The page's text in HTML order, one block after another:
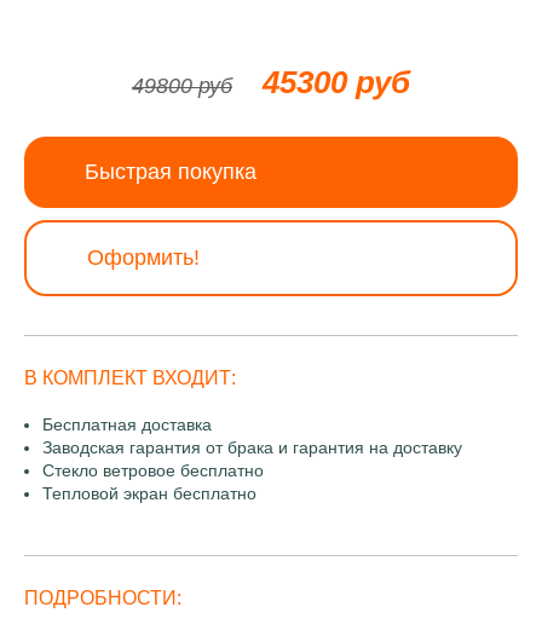
49800 руб 45300 руб
Быстрая покупка
Оформить!
В КОМПЛЕКТ ВХОДИТ:
Бесплатная доставка
Заводская гарантия от брака и гарантия на доставку
Стекло ветровое бесплатно
Тепловой экран бесплатно
ПОДРОБНОСТИ: